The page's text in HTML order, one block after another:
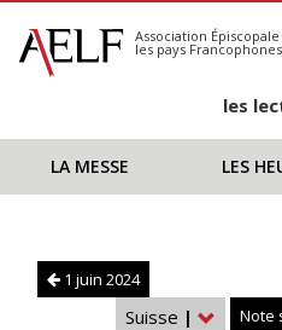
S'abonner
Calendrier
Association
les pays Francophones
les
LA MESSE LES
1 juin 2024
Suisse |
Note